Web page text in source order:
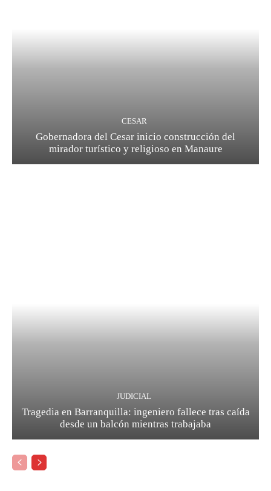
CESAR
Gobernadora del Cesar inicio construcción del
mirador turístico y religioso en Manaure
JUDICIAL
Tragedia en Barranquilla: ingeniero fallece tras caída
desde un balcón mientras trabajaba